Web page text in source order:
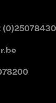
(0)25078430